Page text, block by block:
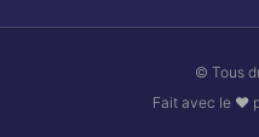
© Tous
Fait avec le ❤